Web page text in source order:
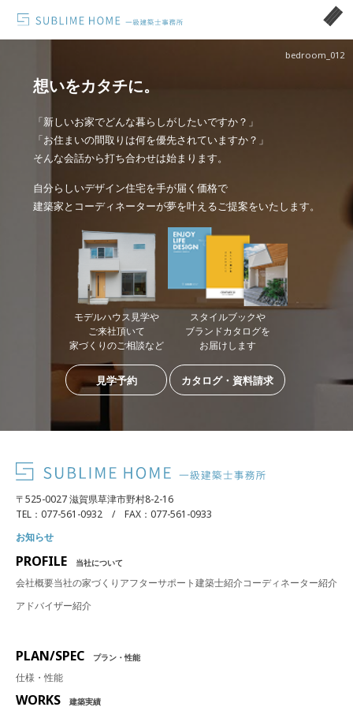
bedroom_012
想いをカタチに。
「新しいお家でどんな暮らしがしたいですか？」
「お住まいの間取りは何を優先されていますか？」
そんな会話から打ち合わせは始まります。
自分らしいデザイン住宅を手が届く価格で
建築家とコーディネーターが夢を叶えるご提案をいたします。
モデルハウス見学や
ご来社頂いて
家づくりのご相談など
見学予約
スタイルブックや
ブランドカタログを
お届けします
カタログ・資料請求
〒525-0027 滋賀県草津市野村8-2-16
TEL：077-561-0932 / FAX：077-561-0933
お知らせ
PROFILE 当社について
会社概要当社の家づくり アフターサポート建築士紹介コーディネーター紹介
アドバイザー紹介
PLAN/SPEC プラン・性能
仕様・性能
WORKS 建築実績